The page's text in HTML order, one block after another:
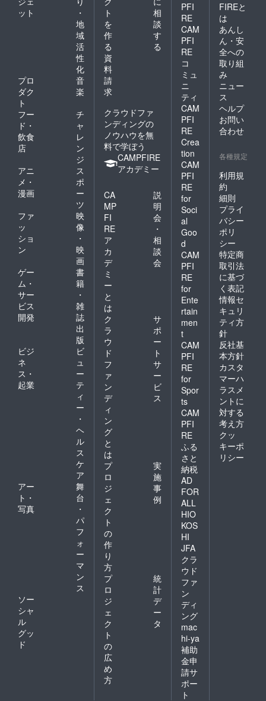
ット
・
地
域
活
性
化
プロ
ダク
ト
音
楽
フー
ド・
飲食
店
チ
ャ
レ
ン
ジ
アニ
メ・
漫画
ス
ポ
ー
ツ
ファ
ッ
ショ
ン
映
像
・
映
画
ゲー
ム・
サー
ビス
開発
書
籍
・
雑
誌
出
版
ビジ
ネ
ス・
起業
ビ
ュ
ー
テ
ィ
ー
・
ヘ
ル
ス
ケ
ア
アー
ト・
写真
舞
台
・
パ
フ
ォ
ー
マ
ン
ス
ソー
シャ
ル
グッ
ド
ト
を
作
る
相
談
す
る
資
料
請
求
クラウドファ
ンディングの
ノウハウを無
料で学ぼう
CAMPFIRE
アカデミー
CA
MP
FI
RE
ア
カ
デ
ミ
ー
と
は
説
明
会
・
相
談
会
ク
ラ
ウ
ド
フ
ァ
ン
デ
ィ
ン
グ
と
は
サ
ポ
ー
ト
サ
ー
ビ
ス
プ
ロ
ジ
ェ
ク
ト
の
作
り
方
実
施
事
例
プ
ロ
ジ
ェ
ク
ト
の
広
め
方
統
計
デ
ー
タ
PFI
RE
CAM
PFI
RE
コ
ミュ
ニ
ティ
CAM
PFI
RE
Crea
tion
CAM
PFI
RE
for
Soci
al
Goo
d
CAM
PFI
RE
for
Ente
rtain
men
t
CAM
PFI
RE
for
Spor
ts
CAM
PFI
RE
ふる
さと
納税
AD
FOR
ALL
HIO
KOS
HI
JFA
クラ
ウド
ファ
ン
ディ
ング
mac
hi-ya
補助
金申
請サ
ポー
ト
FIREと
は
あんし
ん・安
全への
取り組
み
ニュー
ス
ヘルプ
お問い
合わせ
各種規定
利用規
約
細則
プライ
バシー
ポリ
シー
特定商
取引法
に基づ
く表記
情報セ
キュリ
ティ方
針
反社基
本方針
カスタ
マーハ
ラスメ
ントに
対する
考え方
クッ
キーポ
リシー